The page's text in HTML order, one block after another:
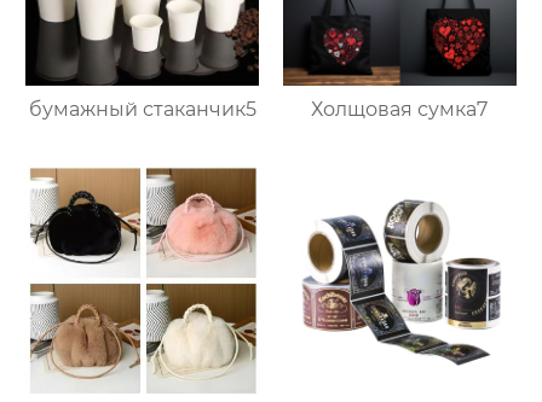
бумажный стаканчик5 Холщовая сумка7